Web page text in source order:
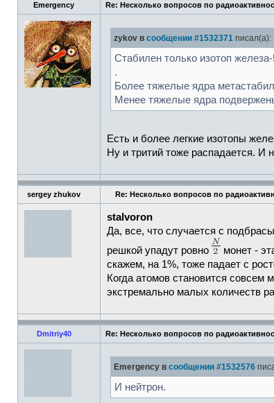
Emergency Re: Несколько вопросов по
zykov в сообщении #1532371 писал(а):
Стабилен только изотоп
.
Более тяжелые ядра
Менее тяжелые ядра
Есть и более легкие изотопы
Ну и тритий тоже распадается. И
sergey zhukov Re: Несколько вопросов по
stalvoron
Да, все, что случается с
решкой упадут ровно
монет -
скажем, на 1%, тоже падает с
Когда атомов становится совсем
экстремально малых количеств
Dmitriy40 Re: Несколько вопросов по
Emergency в сообщении #1532576
И нейтрон.